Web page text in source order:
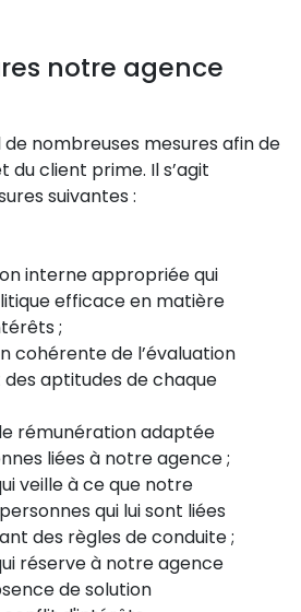
notre agence
nombreuses mesures afin de
du client prime. Il s’agit
suivantes :
interne appropriée qui
efficace en matière
;
cohérente de l’évaluation
des aptitudes de chaque
rémunération adaptée
liées à notre agence ;
veille à ce que notre
qui lui sont liées
des règles de conduite ;
réserve à notre agence
de solution